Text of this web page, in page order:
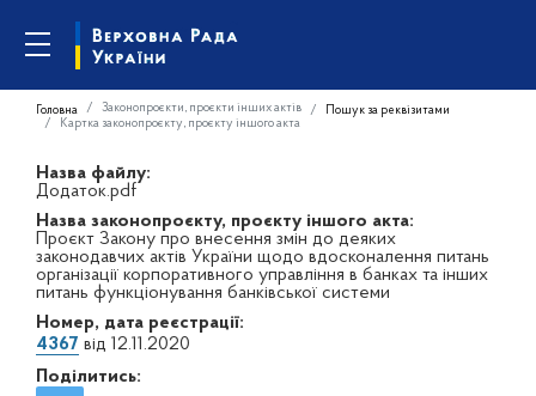
Головна Законопроєкти, проєкти інших актів
Пошук за реквізитами
Картка законопроєкту, проєкту іншого акта
Назва файлу:
Додаток.pdf
Назва законопроєкту, проєкту іншого акта:
Проєкт Закону про внесення змін до деяких
законодавчих актів України щодо вдосконалення питань
організації корпоративного управління в банках та інших
питань функціонування банківської системи
Номер, дата реєстрації:
4367 від 12.11.2020
Поділитись: